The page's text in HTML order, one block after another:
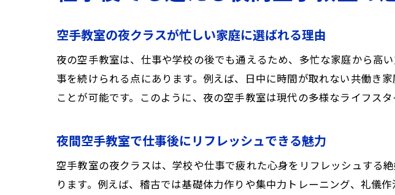
空手教室の夜クラスが忙しい家庭に選ばれる理由
夜の空手教室は、仕事や学校の後でも通えるため、多忙な家庭から高
事を続けられる点にあります。例えば、日中に時間が取れない共働き
ことが可能です。このように、夜の空手教室は現代の多様なライフス
夜間空手教室で仕事後にリフレッシュできる魅力
空手教室の夜クラスは、学校や仕事で疲れた心身をリフレッシュする
ります。例えば、稽古では基礎体力作りや集中力トレーニング、礼儀